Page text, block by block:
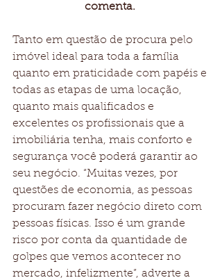
comenta.
Tanto em questão de procura pelo
imóvel ideal para toda a família
quanto em praticidade com papéis e
todas as etapas de uma locação,
quanto mais qualificados e
excelentes os profissionais que a
imobiliária tenha, mais conforto e
segurança você poderá garantir ao
seu negócio. “Muitas vezes, por
questões de economia, as pessoas
procuram fazer negócio direto com
pessoas físicas. Isso é um grande
risco por conta da quantidade de
golpes que vemos acontecer no
mercado, infelizmente”, adverte a